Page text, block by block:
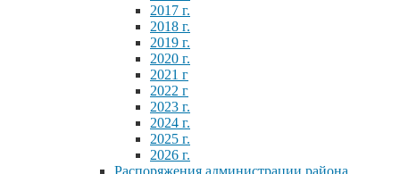
2017 г.
2018 г.
2019 г.
2020 г.
2021 г
2022 г
2023 г.
2024 г.
2025 г.
2026 г.
Распоряжения администрации района